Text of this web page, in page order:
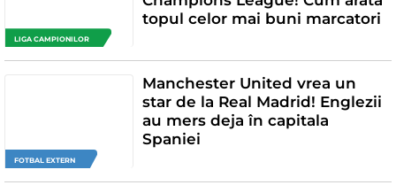
LIGA CAMPIONILOR
topul celor mai buni marcatori
FOTBAL EXTERN
Manchester United vrea un
star de la Real Madrid! Englezii
au mers deja în capitala
Spaniei